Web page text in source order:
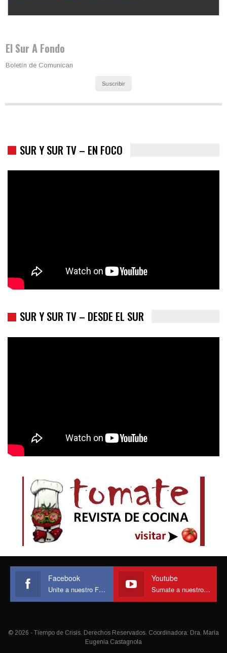
El Sur A Fondo
Boletín de Comunican
Suscribir
SUR Y SUR TV – EN FOCO
SUR Y SUR TV – DESDE EL SUR
Facebook
Unite a nuestro Face
Youtube
Sumate a nuestro canal
© 2026 - Tiempo de Crisis. Derechos Reservados. Coordinadora: Dra. María
Eugenia Castagnola